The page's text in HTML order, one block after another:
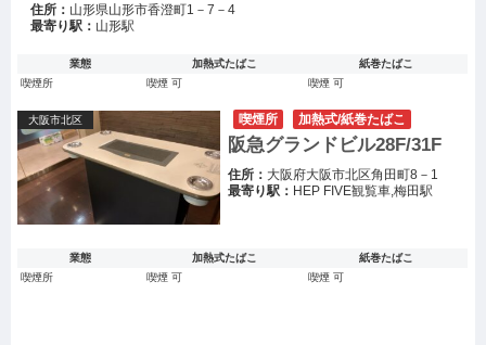
住所： 山形県山形市香澄町1－7－4
最寄り駅： 山形駅
業態 加熱式たばこ
紙巻たばこ
喫煙所
喫煙 可 喫煙 可
大阪市北区 喫煙所 加熱式/紙巻たばこ
阪急グランドビル28F/31F
住所： 大阪府大阪市北区角田町8－1
最寄り駅： HEP FIVE観覧車,梅田駅
業態 加熱式たばこ
紙巻たばこ
喫煙所
喫煙 可 喫煙 可